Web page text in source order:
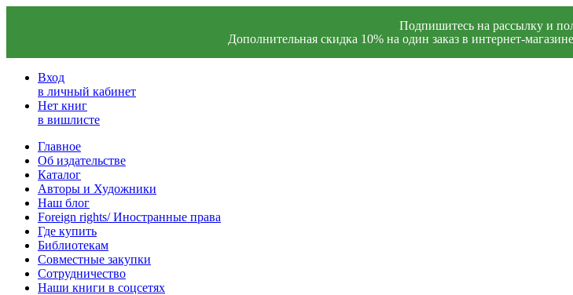
Подпишитесь на рассылку и
Дополнительная скидка 10% на один заказ в интернет-
Вход
в личный кабинет
Нет книг
в вишлисте
Главное
Об издательстве
Каталог
Авторы и Художники
Наш блог
Foreign rights/ Иностранные права
Где купить
Библиотекам
Совместные закупки
Сотрудничество
Наши книги в соцсетях